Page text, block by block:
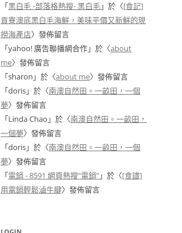
「黑白毛 -部落格熱搜- 黑白毛」於〈[食記]
貢寮澳底黑白毛海鮮，美味平價又新鮮的現
撈海產店〉發佈留言
「yahoo! 廣告聯播網合作」於〈about
me〉發佈留言
「sharon 」於〈about me〉發佈留言
「doris」於〈南澳自然田。一畝田，一個
夢〉發佈留言
「Linda Chao 」於〈南澳自然田。一畝田，
一個夢〉發佈留言
「doris」於〈南澳自然田。一畝田，一個
夢〉發佈留言
「電鍋 - 8591 網頁熱搜“電鍋”」於〈[食譜]
用電鍋輕鬆滷牛腱〉發佈留言